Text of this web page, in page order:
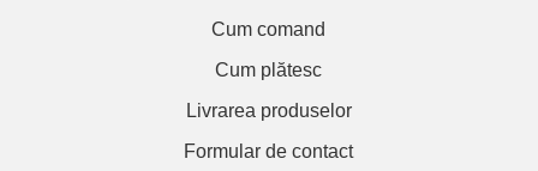
Cum comand
Cum plătesc
Livrarea produselor
Formular de contact